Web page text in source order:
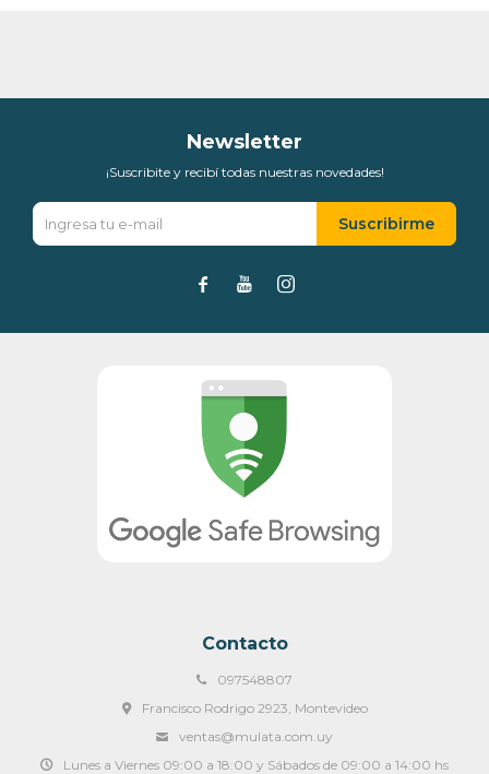
Contacto
097548807
Francisco Rodrigo 2923, Montevideo
ventas@mulata.com.uy
Lunes a Viernes 09:00 a 18:00 y Sábados de 09:00 a 14:00 hs
Newsletter
¡Suscribite y recibí todas nuestras novedades!
Suscribirme
  